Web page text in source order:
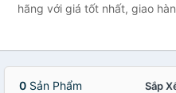
hãng với giá tốt nhất, giao
0 Sản Phẩm Sắp